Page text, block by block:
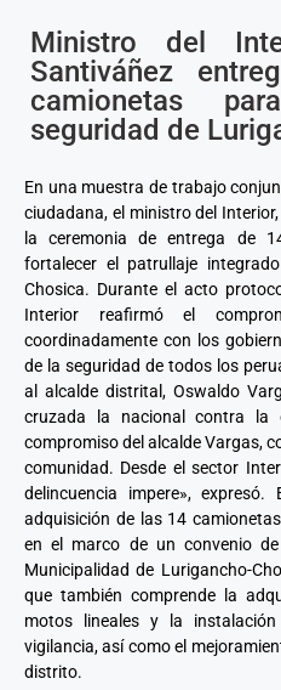
Ministro del
Santiváñez
camionetas
seguridad de
En una muestra de trabajo
ciudadana, el ministro del
la ceremonia de entrega de
fortalecer el patrullaje
Chosica. Durante el acto
Interior reafirmó el
coordinadamente con los
de la seguridad de todos los
al alcalde distrital, Oswaldo
cruzada la nacional contra la
compromiso del alcalde Vargas,
comunidad. Desde el sector
delincuencia impere»,
adquisición de las 14
en el marco de un convenio
Municipalidad de Lurigancho-
que también comprende la
motos lineales y la
vigilancia, así como el
distrito.